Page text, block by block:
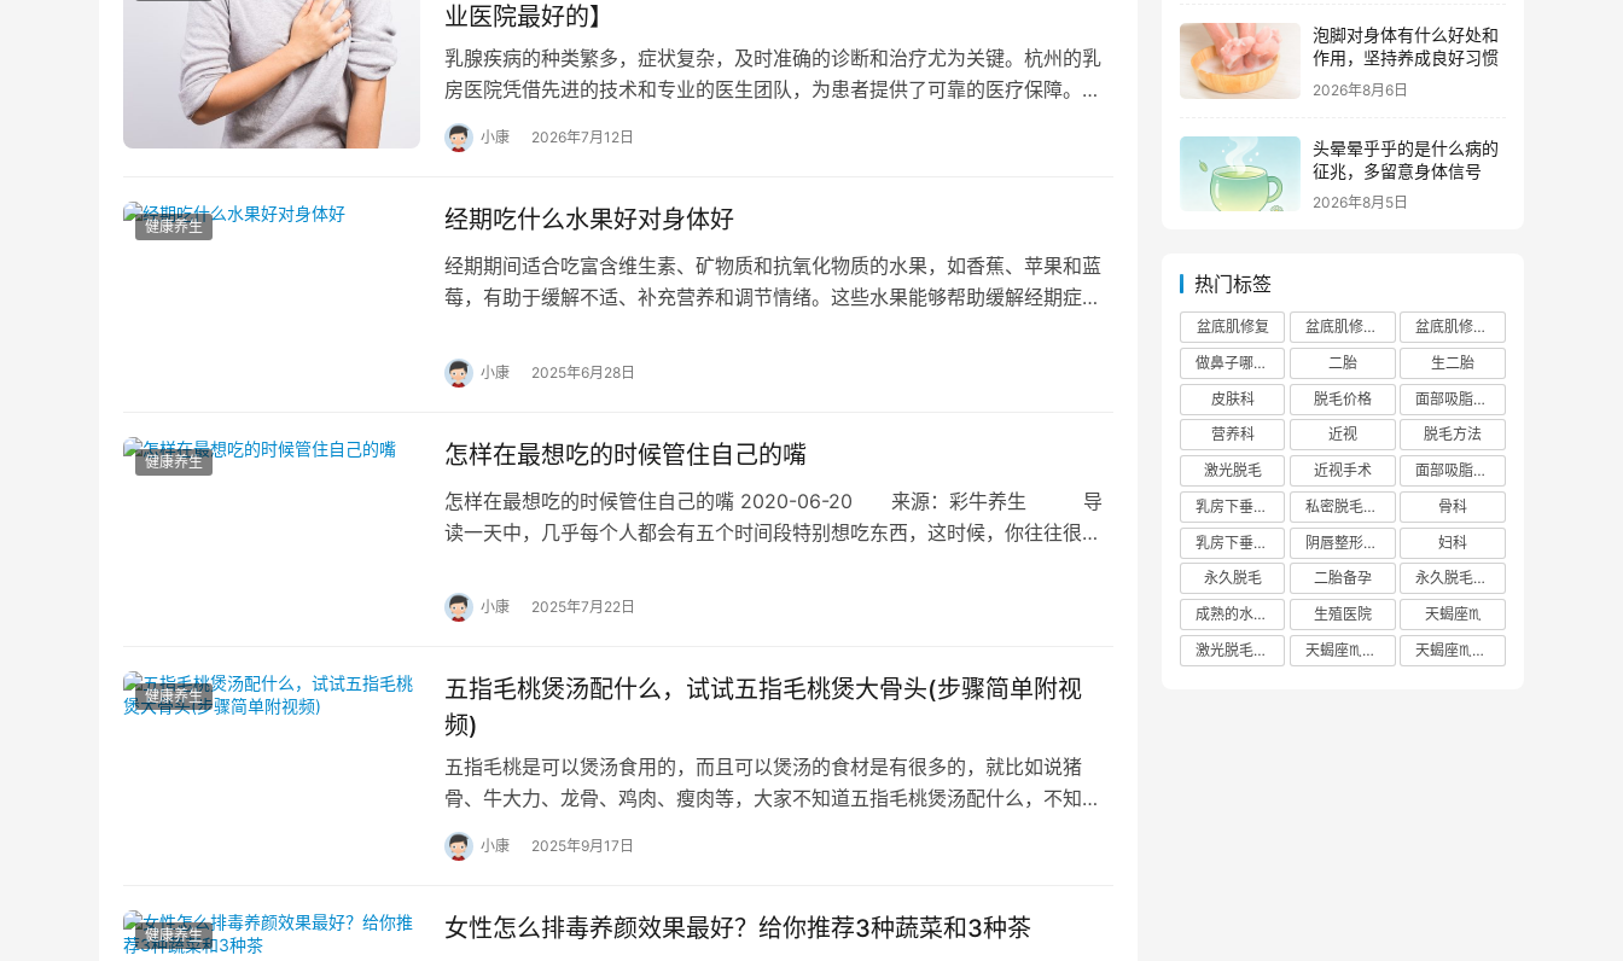
业医院最好的】
乳腺疾病的种类繁多，症状复杂，及时准确的诊断和治疗尤为关键。杭州的乳
房医院凭借先进的技术和专业的医生团队，为患者提供了可靠的医疗保障。江
浙地区的朋友们通过入口，可随时与专家沟通，解…
小康 2026年7月12日
健康养生 经期吃什么水果好对身体好
经期期间适合吃富含维生素、矿物质和抗氧化物质的水果，如香蕉、苹果和蓝
莓，有助于缓解不适、补充营养和调节情绪。这些水果能够帮助缓解经期症
小康 2025年6月28日
健康养生 怎样在最想吃的时候管住自己的嘴
怎样在最想吃的时候管住自己的嘴 2020-06-20 来源：彩牛养生 导
读一天中，几乎每个人都会有五个时间段特别想吃东西，这时候，你往往很难
小康 2025年7月22日
健康养生
五指毛桃煲汤配什么，试试五指毛桃煲大骨头(步骤简单附视
频)
五指毛桃是可以煲汤食用的，而且可以煲汤的食材是有很多的，就比如说猪
骨、牛大力、龙骨、鸡肉、瘦肉等，大家不知道五指毛桃煲汤配什么，不知道
选择什么的话，可以试试五指毛桃煲大骨头，里面还…
小康 2025年9月17日
健康养生 女性怎么排毒养颜效果最好？给你推荐3种蔬菜和3种茶
泡脚对身体有什么好处和
作用，坚持养成良好习惯
2026年8月6日
头晕晕乎乎的是什么病的
征兆，多留意身体信号
2026年8月5日
热门标签
盆底肌修复 盆底肌修复医院排行榜
盆底肌修复多少钱
做鼻子哪个正规医院比较出名
二胎
生二胎
皮肤科
脱毛价格
面部吸脂费用
营养科
近视
脱毛方法
激光脱毛
近视手术
面部吸脂多少钱
乳房下垂矫正价格
私密脱毛方法
骨科
乳房下垂矫正费用
阴唇整形手术多少钱
妇科
永久脱毛
二胎备孕
永久脱毛方法
成熟的水蜜桃
生殖医院
天蝎座♏️
激光脱毛价格
天蝎座♏️女生 天蝎座♏️男生